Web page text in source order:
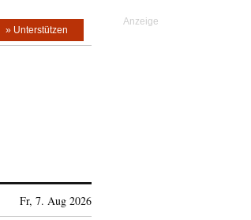
» Unterstützen
Fr, 7. Aug 2026